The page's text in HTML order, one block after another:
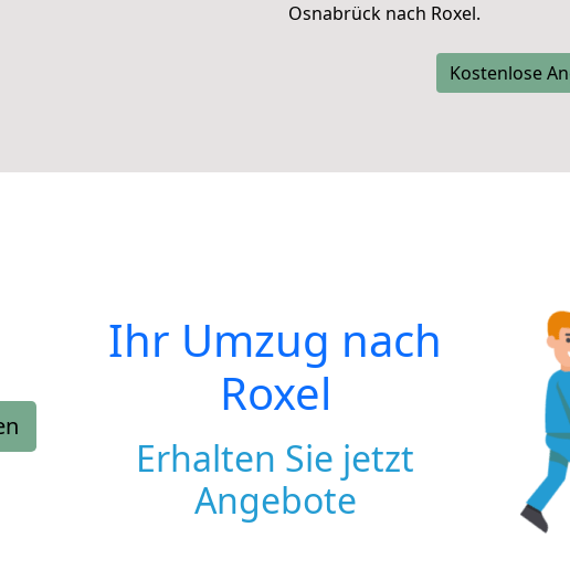
Osnabrück nach Roxel.
Kostenlose
Ihr Umzug nach
Roxel
Erhalten Sie jetzt
Angebote